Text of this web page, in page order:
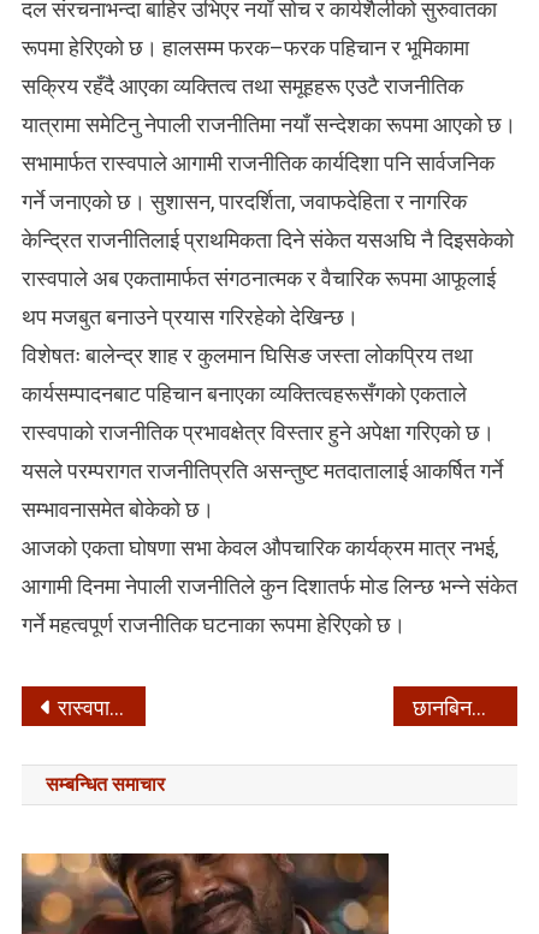
दल संरचनाभन्दा बाहिर उभिएर नयाँ सोच र कार्यशैलीको सुरुवातका
रूपमा हेरिएको छ। हालसम्म फरक–फरक पहिचान र भूमिकामा
सक्रिय रहँदै आएका व्यक्तित्व तथा समूहहरू एउटै राजनीतिक
यात्रामा समेटिनु नेपाली राजनीतिमा नयाँ सन्देशका रूपमा आएको छ।
सभामार्फत रास्वपाले आगामी राजनीतिक कार्यदिशा पनि सार्वजनिक
गर्ने जनाएको छ। सुशासन, पारदर्शिता, जवाफदेहिता र नागरिक
केन्द्रित राजनीतिलाई प्राथमिकता दिने संकेत यसअघि नै दिइसकेको
रास्वपाले अब एकतामार्फत संगठनात्मक र वैचारिक रूपमा आफूलाई
थप मजबुत बनाउने प्रयास गरिरहेको देखिन्छ।
विशेषतः बालेन्द्र शाह र कुलमान घिसिङ जस्ता लोकप्रिय तथा
कार्यसम्पादनबाट पहिचान बनाएका व्यक्तित्वहरूसँगको एकताले
रास्वपाको राजनीतिक प्रभावक्षेत्र विस्तार हुने अपेक्षा गरिएको छ।
यसले परम्परागत राजनीतिप्रति असन्तुष्ट मतदातालाई आकर्षित गर्ने
सम्भावनासमेत बोकेको छ।
आजको एकता घोषणा सभा केवल औपचारिक कार्यक्रम मात्र नभई,
आगामी दिनमा नेपाली राजनीतिले कुन दिशातर्फ मोड लिन्छ भन्ने संकेत
गर्ने महत्वपूर्ण राजनीतिक घटनाका रूपमा हेरिएको छ।
Post
navigation
रास्वपाको संगठन सुदृढीकरणतर्फ पहिलो औपचारिक कदम – छानबिनको दायरामा काठमाडौँ महानगरका मेयर –
सम्बन्धित समाचार